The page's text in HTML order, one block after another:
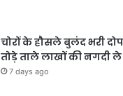
चोरों के हौसले बुलंद भरी
तोड़े ताले लाखों की नगदी ले
7 days ago